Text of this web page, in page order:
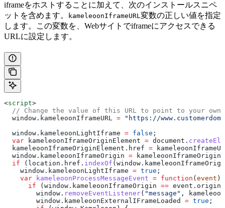
iframeをホストすることに加えて、次のインストールスニペ
ットを含めます。
kameleoonIframeURL変数の正しい値を指定
します。この変数を、Webサイトでiframeにアクセスできる
URLに設定します。
<script>
// Change the value of this URL to point to your
  window
. kameleoonIframeURL = "https://
  window
. kameleoonLightIframe = false ;
  var
kameleoonIframeOriginElement = document .
  kameleoonIframeOriginElement
. href =
  window
. kameleoonIframeOrigin =
  if
( location . href . indexOf ( window .
    window
. kameleoonLightIframe = true ;
    var
kameleoonProcessMessageEvent = function ( event )
      if
( window . kameleoonIframeOrigin == event . origin
        window
. removeEventListener( "message" ,
        window
. kameleoonExternalIFrameLoaded = true ;